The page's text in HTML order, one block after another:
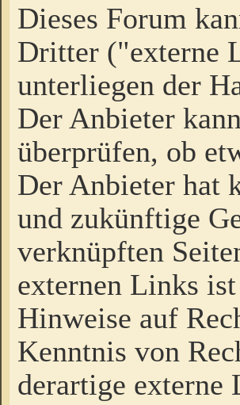
Dieses Forum
Dritter ("externe
unterliegen der
Der Anbieter
überprüfen, ob
Der Anbieter hat
und zukünftige
verknüpften
externen Links
Hinweise auf
Kenntnis von
derartige externe